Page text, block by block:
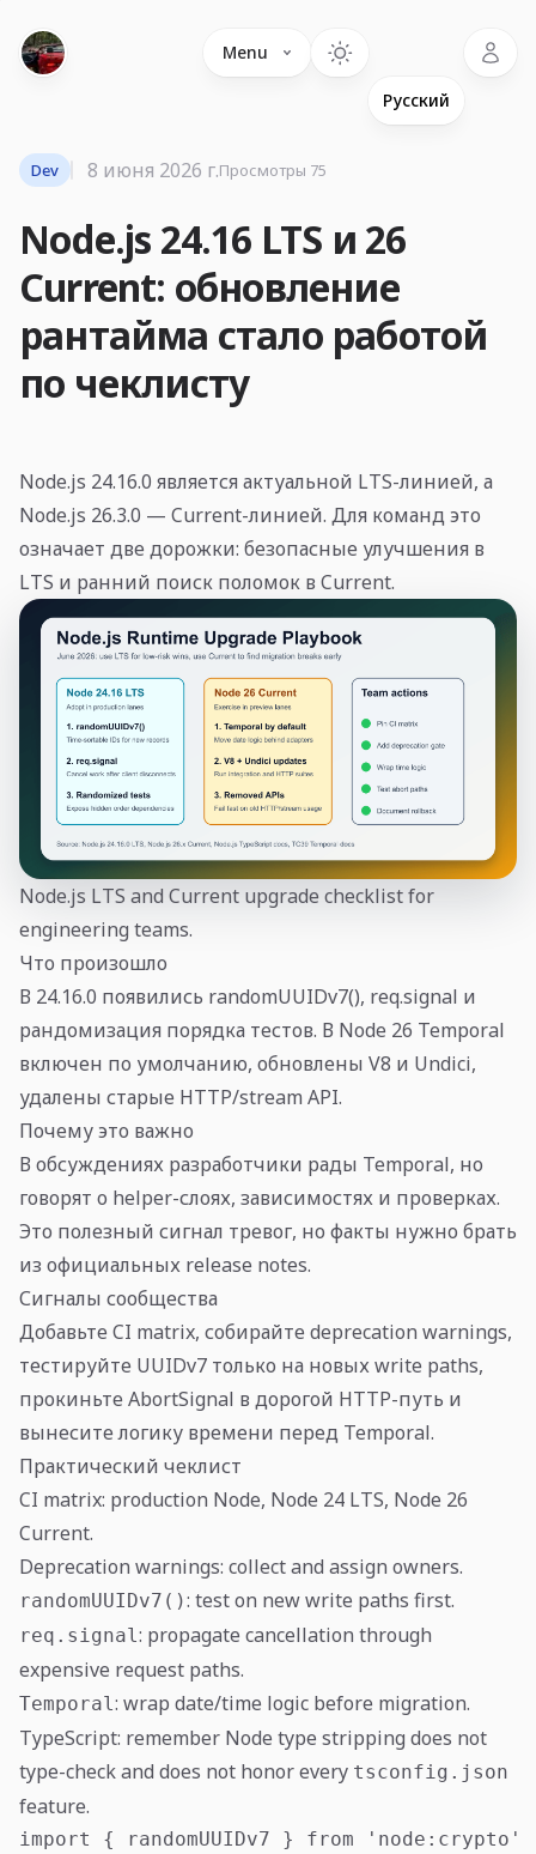
Menu
Node.js 24.16 LTS и 26
Current: обновление
рантайма стало работой
по чеклисту
Dev 8 июня 2026 г.Просмотры 75
Node.js 24.16.0 является актуальной LTS-линией, а
Node.js 26.3.0 — Current-линией. Для команд это
означает две дорожки: безопасные улучшения в
LTS и ранний поиск поломок в Current.
Node.js LTS and Current upgrade checklist for
engineering teams.
Что произошло
В 24.16.0 появились randomUUIDv7(), req.signal и
рандомизация порядка тестов. В Node 26 Temporal
включен по умолчанию, обновлены V8 и Undici,
удалены старые HTTP/stream API.
Почему это важно
В обсуждениях разработчики рады Temporal, но
говорят о helper-слоях, зависимостях и проверках.
Это полезный сигнал тревог, но факты нужно брать
из официальных release notes.
Сигналы сообщества
Добавьте CI matrix, собирайте deprecation warnings,
тестируйте UUIDv7 только на новых write paths,
прокиньте AbortSignal в дорогой HTTP-путь и
вынесите логику времени перед Temporal.
Практический чеклист
CI matrix: production Node, Node 24 LTS, Node 26
Current.
Deprecation warnings: collect and assign owners.
randomUUIDv7(): test on new write paths first.
req.signal: propagate cancellation through
expensive request paths.
Temporal: wrap date/time logic before migration.
TypeScript: remember Node type stripping does not
type-check and does not honor every tsconfig.json
feature.
import { randomUUIDv7 } from 'node:crypto'